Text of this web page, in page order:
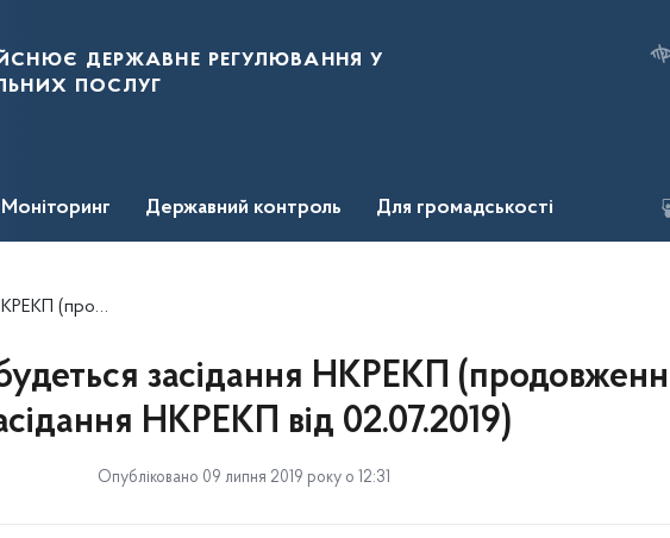
державне регулювання у
послуг
Моніторинг Державний контроль Для громадськості
від 02.07.2019)
засідання НКРЕКП
НКРЕКП від 02.07.2019)
Опубліковано 09 липня 2019 року о 12:31